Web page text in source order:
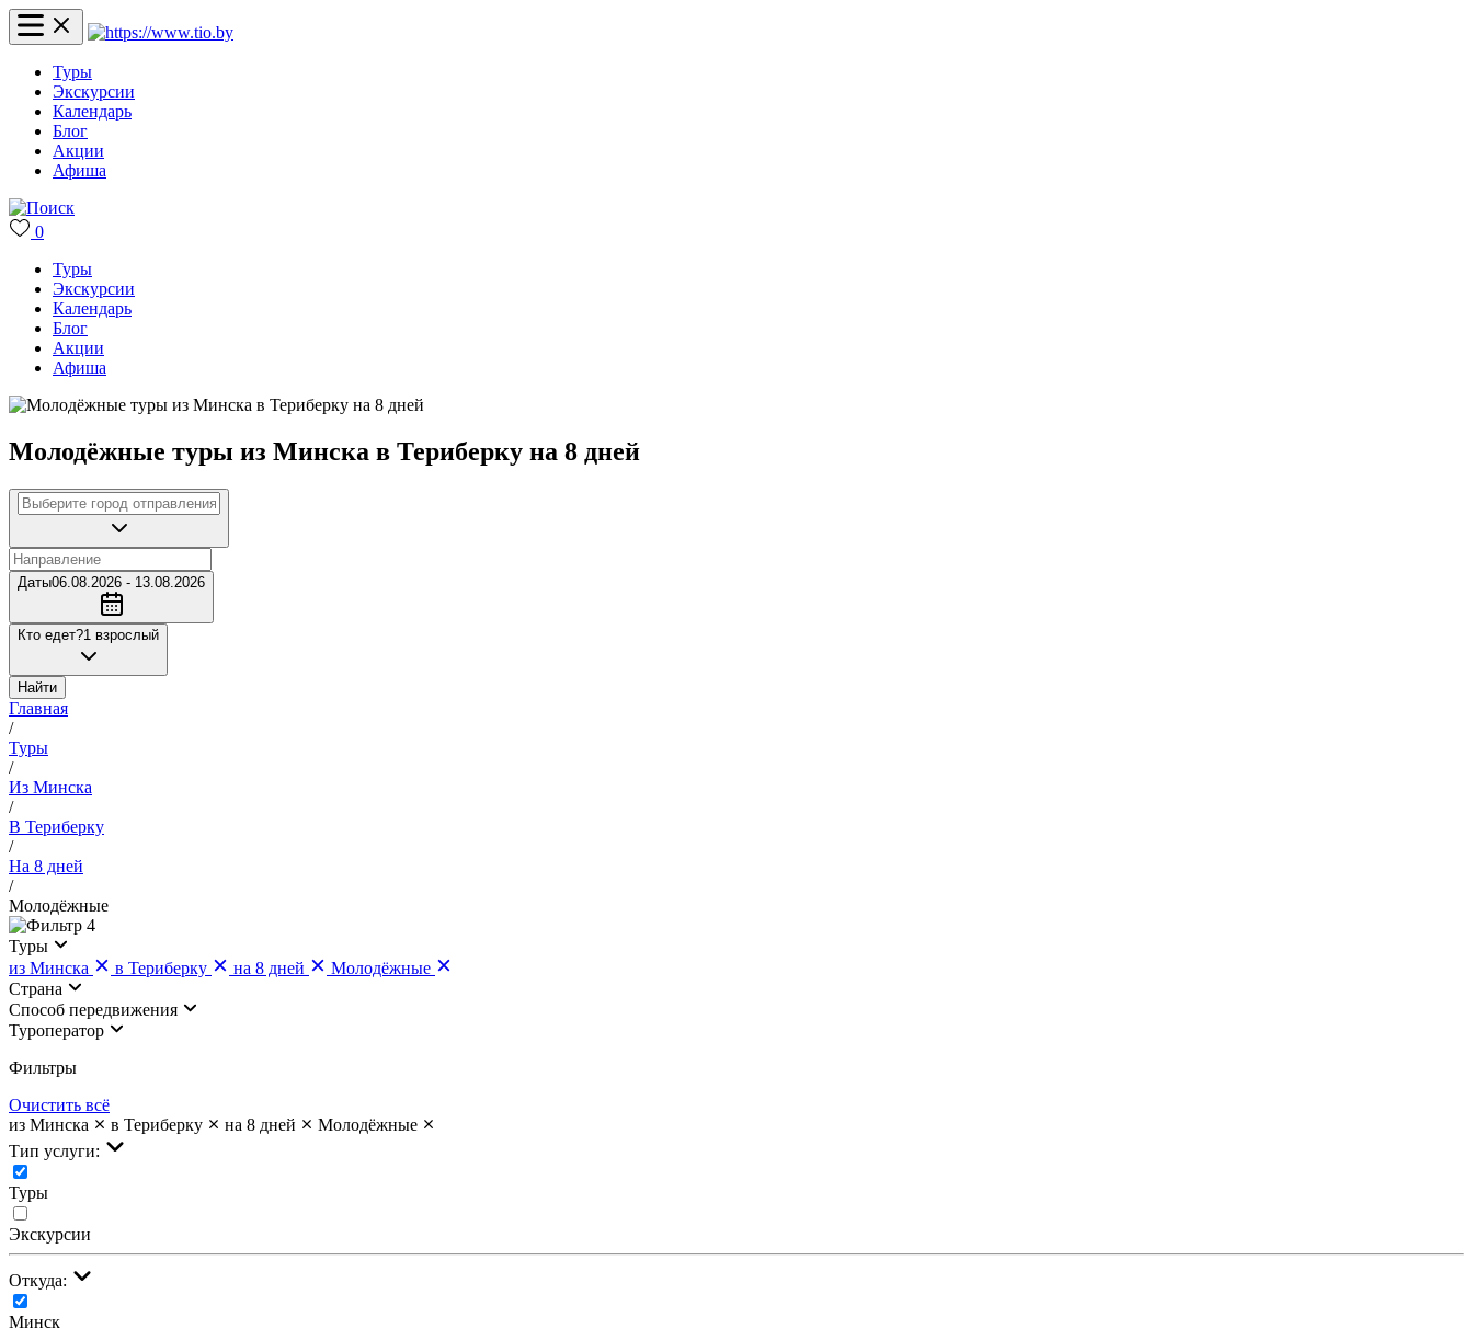
Туры
Экскурсии
Календарь
Блог
Акции
Афиша
0
Туры
Экскурсии
Календарь
Блог
Акции
Афиша
Молодёжные туры из Минска в Териберку на 8 дней
Даты06.08.2026 - 13.08.2026
Кто едет?1 взрослый
Найти
Главная
/
Туры
/
Из Минска
/
В Териберку
/
На 8 дней
/
Молодёжные
4
Туры
из Минска
в Териберку на 8 дней
Молодёжные
Страна
Cпособ передвижения
Туроператор
Фильтры
Очистить всё
из Минска
в Териберку на 8 дней
Молодёжные
Тип услуги:
Туры
Экскурсии
Откуда:
Минск